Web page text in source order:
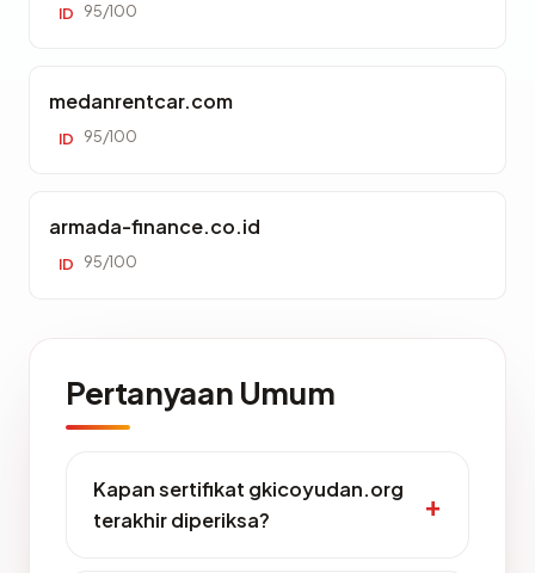
ID 95/100
medanrentcar.com
ID 95/100
armada-finance.co.id
ID 95/100
Pertanyaan Umum
Kapan sertifikat gkicoyudan.org
terakhir diperiksa?